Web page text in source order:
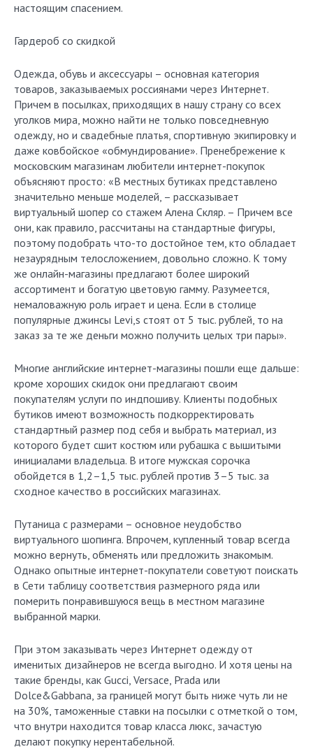
настоящим спасением.
Гардероб со скидкой
Одежда, обувь и аксессуары – основная категория
товаров, заказываемых россиянами через Интернет.
Причем в посылках, приходящих в нашу страну со всех
уголков мира, можно найти не только повседневную
одежду, но и свадебные платья, спортивную экипировку и
даже ковбойское «обмундирование». Пренебрежение к
московским магазинам любители интернет-покупок
объясняют просто: «В местных бутиках представлено
значительно меньше моделей, – рассказывает
виртуальный шопер со стажем Алена Скляр. – Причем все
они, как правило, рассчитаны на стандартные фигуры,
поэтому подобрать что-то достойное тем, кто обладает
незаурядным телосложением, довольно сложно. К тому
же oнлайн-магазины предлагают более широкий
ассортимент и богатую цветовую гамму. Разумеется,
немаловажную роль играет и цена. Если в столице
популярные джинсы Levi,s стоят от 5 тыс. рублей, то на
заказ за те же деньги можно получить целых три пары».
Многие английские интернет-магазины пошли еще дальше:
кроме хороших скидок они предлагают своим
покупателям услуги по индпошиву. Клиенты подобных
бутиков имеют возможность подкорректировать
стандартный размер под себя и выбрать материал, из
которого будет сшит костюм или рубашка с вышитыми
инициалами владельца. В итоге мужская сорочка
обойдется в 1,2–1,5 тыс. рублей против 3–5 тыс. за
сходное качество в российских магазинах.
Путаница с размерами – основное неудобство
виртуального шопинга. Впрочем, купленный товар всегда
можно вернуть, обменять или предложить знакомым.
Однако опытные интернет-покупатели советуют поискать
в Сети таблицу соответствия размерного ряда или
померить понравившуюся вещь в местном магазине
выбранной марки.
При этом заказывать через Интернет одежду от
именитых дизайнеров не всегда выгодно. И хотя цены на
такие бренды, как Gucci, Versace, Prada или
Dolce&Gabbana, за границей могут быть ниже чуть ли не
на 30%, таможенные ставки на посылки с отметкой о том,
что внутри находится товар класса люкс, зачастую
делают покупку нерентабельной.